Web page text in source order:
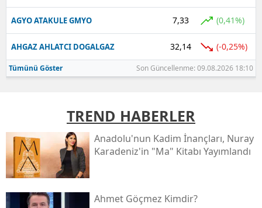
AGYO ATAKULE GMYO 7,33 (0,41%)
AHGAZ AHLATCI DOGALGAZ 32,14 (-0,25%)
Tümünü Göster Son Güncellenme: 09.08.2026 18:10
TREND HABERLER
Anadolu'nun Kadim İnançları, Nuray
Karadeniz'in "ma" Kitabı Yayımlandı
Ahmet Göçmez Kimdir?